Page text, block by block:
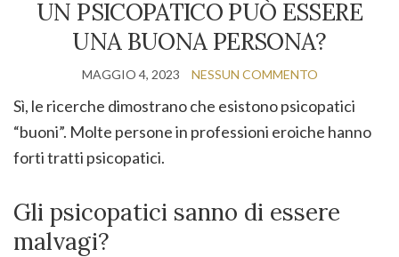
UN PSICOPATICO PUÒ ESSERE
UNA BUONA PERSONA?
MAGGIO 4, 2023 NESSUN COMMENTO
Sì, le ricerche dimostrano che esistono psicopatici
“buoni”. Molte persone in professioni eroiche hanno
forti tratti psicopatici.
Gli psicopatici sanno di essere
malvagi?